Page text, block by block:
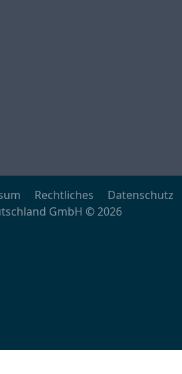
Rechtliches
Datenschutz
GmbH © 2026